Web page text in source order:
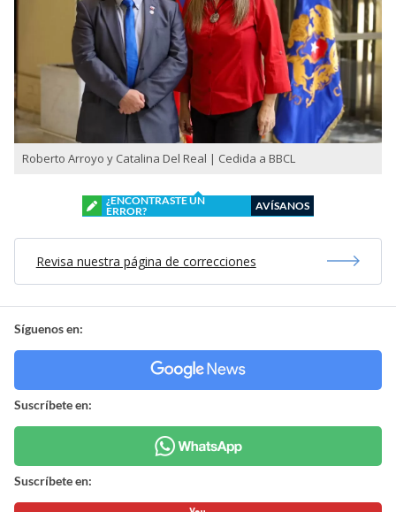
Roberto Arroyo y Catalina Del Real | Cedida a BBCL
¿ENCONTRASTE UN
ERROR?
AVÍSANOS
Revisa nuestra página de correcciones
Síguenos en:
Suscríbete en:
Suscríbete en: